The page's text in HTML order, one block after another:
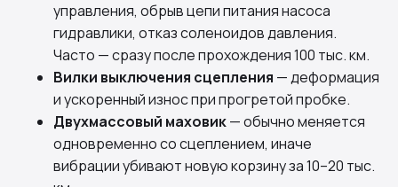
управления, обрыв цепи питания насоса
гидравлики, отказ соленоидов давления.
Часто — сразу после прохождения 100 тыс. км.
Вилки выключения сцепления — деформация
и ускоренный износ при прогретой пробке.
Двухмассовый маховик— обычно меняется
одновременно со сцеплением, иначе
вибрации убивают новую корзину за 10–20 тыс.